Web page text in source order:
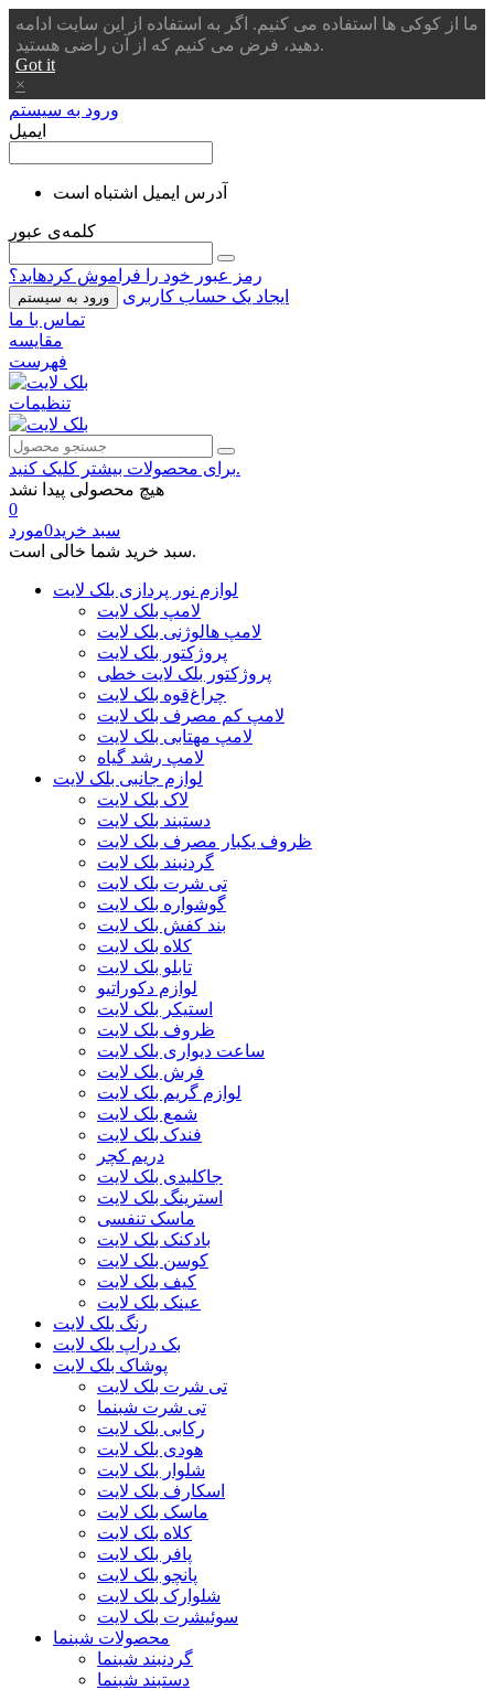
ما از کوکی ها استفاده می کنیم. اگر به استفاده از این سایت ادامه
دهید، فرض می کنیم که از آن راضی هستید.
Got it
×
ورود به سیستم
ایمیل
آدرس ایمیل اشتباه است
کلمه‌ی عبور
رمز عبور خود را فراموش کردهاید؟
ورود به سیستم
ایجاد یک حساب کاربری
تماس با ما
مقایسه
فهرست
تنظیمات
برای محصولات بیشتر کلیک کنید.
هیچ محصولی پیدا نشد
0
سبد خرید0مورد
سبد خرید شما خالی است.
لوازم نور پردازی بلک لایت
لامپ بلک لایت
لامپ هالوژنی بلک لایت
پروژکتور بلک لایت
پروژکتور بلک لایت خطی
چراغ‌قوه بلک لایت
لامپ کم مصرف بلک لایت
لامپ مهتابی بلک لایت
لامپ رشد گیاه
لوازم جانبی بلک لایت
لاک بلک لایت
دستبند بلک لایت
ظروف یکبار مصرف بلک لایت
گردنبند بلک لایت
تی شرت بلک لایت
گوشواره بلک لایت
بند کفش بلک لایت
کلاه بلک لایت
تابلو بلک لایت
لوازم دکوراتیو
استیکر بلک لایت
ظروف بلک لایت
ساعت دیواری بلک لایت
فرش بلک لایت
لوازم گریم بلک لایت
شمع بلک لایت
فندک بلک لایت
دریم کچر
جاکلیدی بلک لایت
استرینگ بلک لایت
ماسک تنفسی
بادکنک بلک لایت
کوسن بلک لایت
کیف بلک لایت
عینک بلک لایت
رنگ بلک لایت
بک دراپ بلک لایت
پوشاک بلک لایت
تی شرت بلک لایت
تی شرت شبنما
رکابی بلک لایت
هودی بلک لایت
شلوار بلک لایت
اسکارف بلک لایت
ماسک بلک لایت
کلاه بلک لایت
پافر بلک لایت
پانچو بلک لایت
شلوارک بلک لایت
سوئیشرت بلک لایت
محصولات شبنما
گردنبند شبنما
دستبند شبنما